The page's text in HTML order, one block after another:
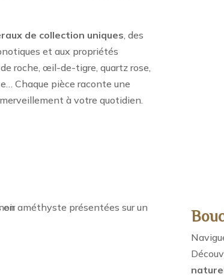
de collection uniques, des
et aux propriétés
roche, œil-de-tigre, quartz rose,
Chaque pièce raconte une
à votre quotidien.